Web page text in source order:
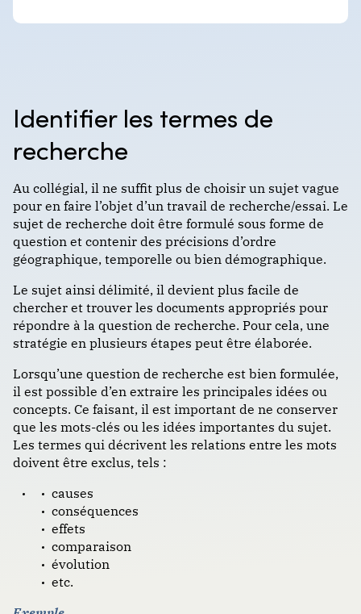
Identifier les termes de
recherche
Au collégial, il ne suffit plus de choisir un sujet vague
pour en faire l’objet d’un travail de recherche/essai. Le
sujet de recherche doit être formulé sous forme de
question et contenir des précisions d’ordre
géographique, temporelle ou bien démographique.
Le sujet ainsi délimité, il devient plus facile de
chercher et trouver les documents appropriés pour
répondre à la question de recherche. Pour cela, une
stratégie en plusieurs étapes peut être élaborée.
Lorsqu’une question de recherche est bien formulée,
il est possible d’en extraire les principales idées ou
concepts. Ce faisant, il est important de ne conserver
que les mots-clés ou les idées importantes du sujet.
Les termes qui décrivent les relations entre les mots
doivent être exclus, tels :
causes
conséquences
effets
comparaison
évolution
etc.